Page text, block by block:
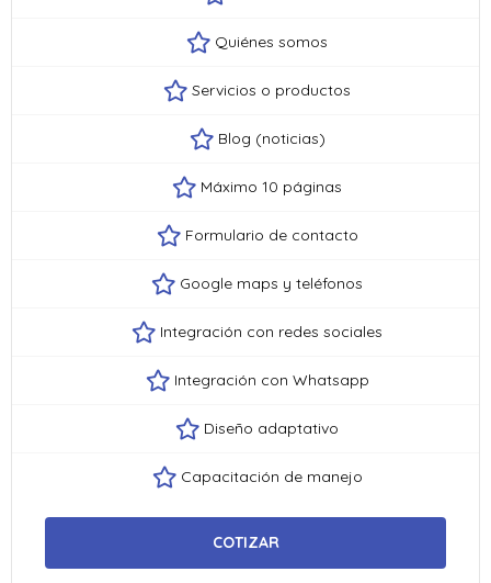
Quiénes somos
Servicios o productos
Blog (noticias)
Máximo 10 páginas
Formulario de contacto
Google maps y teléfonos
Integración con redes sociales
Integración con Whatsapp
Diseño adaptativo
Capacitación de manejo
COTIZAR